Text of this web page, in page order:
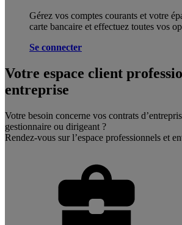
Gérez vos comptes courants et votre
carte bancaire et effectuez toutes vos
Se connecter
Votre espace client
entreprise
Votre besoin concerne vos contrats
gestionnaire ou dirigeant ?
Rendez-vous sur l’espace professionnels et